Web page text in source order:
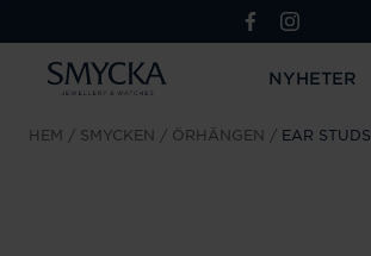
NYHETER
HEM SMYCKEN ÖRHÄNGEN EAR STUDS